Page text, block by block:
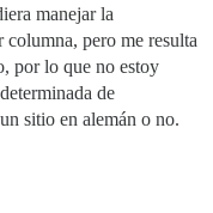
manejar la
pero me resulta
por lo que no estoy
de
sitio en alemán o no.